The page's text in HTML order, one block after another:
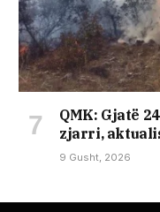
QMK: Gjatë
zjarri,
9 Gusht, 2026